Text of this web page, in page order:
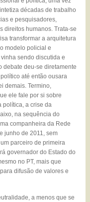
décadas de trabalho
e pesquisadores,
direitos humanos. Trata-se
transformar a arquitetura
modelo policial e
sendo discutida e
debate deu-se diretamente
até então ousara
demais. Termino,
ele fale por si sobre
política, a crise da
na sequência do
companheira da Rede
junho de 2011, sem
parceiro de primeira
governador do Estado do
no PT, mais que
difusão de valores e
a menos que se